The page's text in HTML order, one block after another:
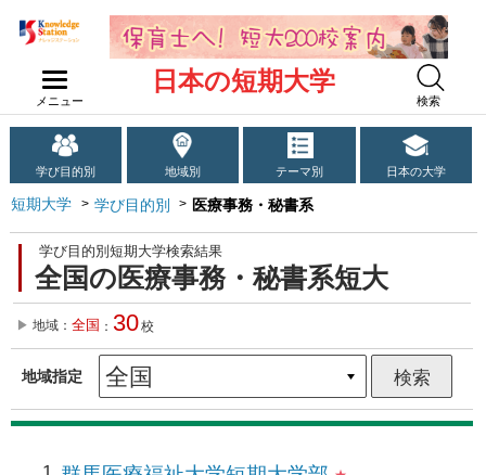
メニュー
日本の短期大学
検索
学び目的別 地域別 テーマ別 日本の大学
短期大学 学び目的別 医療事務・秘書系
学び目的別短期大学検索結果
全国の医療事務・秘書系短大
地域： 全国 ： 30校
地域指定